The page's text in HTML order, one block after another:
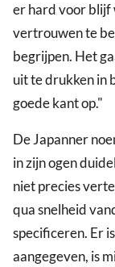
er hard voor blijf
vertrouwen te
begrijpen. Het
uit te drukken in
goede kant op."
De Japanner
in zijn ogen
niet precies
qua snelheid
specificeren. Er
aangegeven, is